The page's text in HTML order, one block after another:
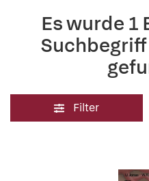
Es wurde 1
Suchbegriff
Filter